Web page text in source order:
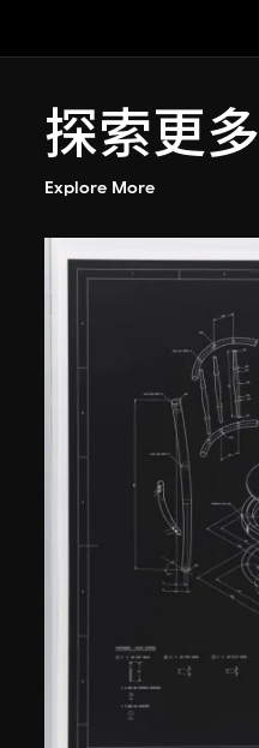
探索更多
Explore More